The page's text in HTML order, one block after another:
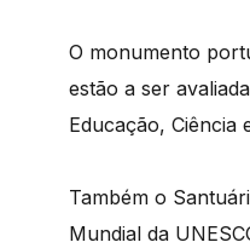
O monumento
estão a ser
Educação, Ciência
Também o
Mundial da